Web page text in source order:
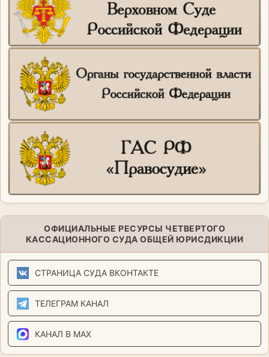
ОФИЦИАЛЬНЫЕ РЕСУРСЫ ЧЕТВЕРТОГО
КАССАЦИОННОГО СУДА ОБЩЕЙ ЮРИСДИКЦИИ
СТРАНИЦА СУДА ВКОНТАКТЕ
ТЕЛЕГРАМ КАНАЛ
КАНАЛ В MAX